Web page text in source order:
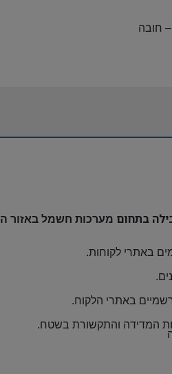
– חובה
בתחום מערכות חשמל באזור
באתרי לקוחות.
.
באתרי הלקוח.
המדידה והתקשורת בשטח.